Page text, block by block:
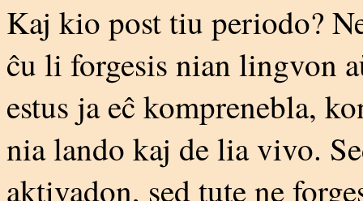
Kaj kio post tiu periodo?
ĉu li forgesis nian lingvon
estus ja eĉ komprenebla,
nia lando kaj de lia vivo.
aktivadon, sed tute ne